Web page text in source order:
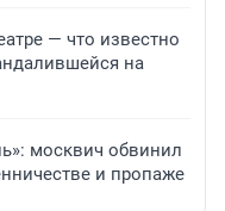
— что известно
на
москвич обвинил
и пропаже